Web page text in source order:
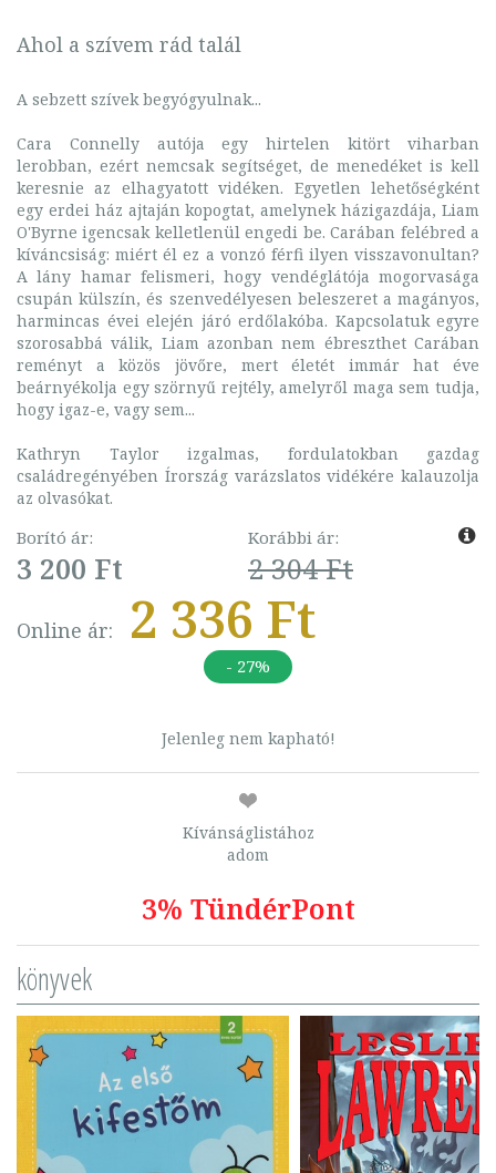
Ahol a szívem rád talál
A sebzett szívek begyógyulnak...
Cara Connelly autója egy hirtelen kitört viharban
lerobban, ezért nemcsak segítséget, de menedéket is kell
keresnie az elhagyatott vidéken. Egyetlen lehetőségként
egy erdei ház ajtaján kopogtat, amelynek házigazdája, Liam
O'Byrne igencsak kelletlenül engedi be. Carában felébred a
kíváncsiság: miért él ez a vonzó férfi ilyen visszavonultan?
A lány hamar felismeri, hogy vendéglátója mogorvasága
csupán külszín, és szenvedélyesen beleszeret a magányos,
harmincas évei elején járó erdőlakóba. Kapcsolatuk egyre
szorosabbá válik, Liam azonban nem ébreszthet Carában
reményt a közös jövőre, mert életét immár hat éve
beárnyékolja egy szörnyű rejtély, amelyről maga sem tudja,
hogy igaz-e, vagy sem...
Kathryn Taylor izgalmas, fordulatokban gazdag
családregényében Írország varázslatos vidékére kalauzolja
az olvasókat.
Borító ár:
3 200 Ft
Korábbi ár:
2 304 Ft
Online ár: 2 336 Ft
- 27%
Jelenleg nem kapható!
Kívánságlistához
adom
3% TündérPont
könyvek